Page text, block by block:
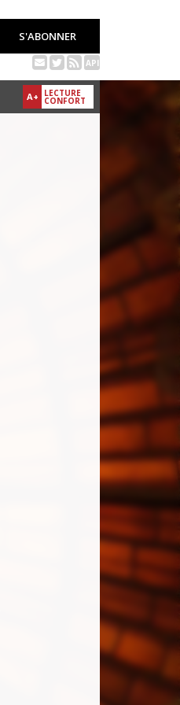
S'ABONNER
API
A+ LECTURE
CONFORT